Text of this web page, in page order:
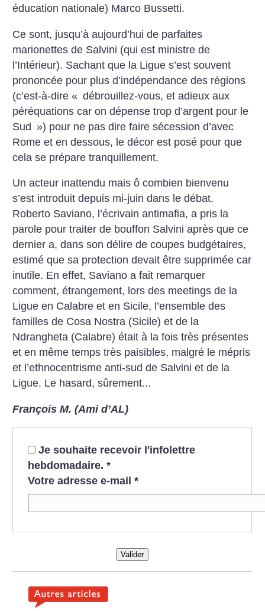
éducation nationale) Marco Bussetti.
Ce sont, jusqu’à aujourd’hui de parfaites
marionettes de Salvini (qui est ministre de
l’Intérieur). Sachant que la Ligue s’est souvent
prononcée pour plus d’indépendance des régions
(c’est-à-dire « débrouillez-vous, et adieux aux
péréquations car on dépense trop d’argent pour le
Sud ») pour ne pas dire faire sécession d’avec
Rome et en dessous, le décor est posé pour que
cela se prépare tranquillement.
Un acteur inattendu mais ô combien bienvenu
s’est introduit depuis mi-juin dans le débat.
Roberto Saviano, l’écrivain antimafia, a pris la
parole pour traiter de bouffon Salvini après que ce
dernier a, dans son délire de coupes budgétaires,
estimé que sa protection devait être supprimée car
inutile. En effet, Saviano a fait remarquer
comment, étrangement, lors des meetings de la
Ligue en Calabre et en Sicile, l’ensemble des
familles de Cosa Nostra (Sicile) et de la
Ndrangheta (Calabre) était à la fois très présentes
et en même temps très paisibles, malgré le mépris
et l’ethnocentrisme anti-sud de Salvini et de la
Ligue. Le hasard, sûrement...
François M. (Ami d’AL)
Je souhaite recevoir l'infolettre
hebdomadaire. *
Votre adresse e-mail *
Valider